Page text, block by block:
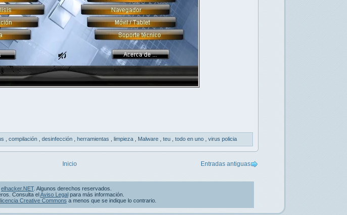
compilación desinfección herramientas limpieza Malware teu todo en uno virus policia
Entradas antiguas
Inicio
elhacker.NET. Algunos derechos reservados.
Consulta elAviso Legalpara más información.
licencia Creative Commons a menos que se indique lo contrario.